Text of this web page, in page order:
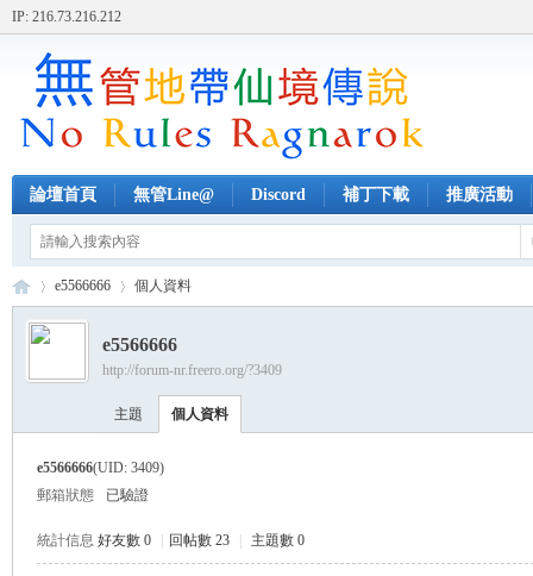
IP: 216.73.216.212
論壇首頁 無管Line@ Discord 補丁下載 推廣活動
›
e5566666 個人資料
e5566666
http://forum-nr.freero.org/?3409
主題 個人資料
e5566666(UID: 3409)
郵箱狀態
已驗證
統計信息 好友數 0 回帖數 23 主題數 0